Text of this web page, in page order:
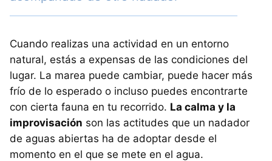
Cuando realizas una actividad en un entorno
natural, estás a expensas de las condiciones del
lugar. La marea puede cambiar, puede hacer más
frío de lo esperado o incluso puedes encontrarte
con cierta fauna en tu recorrido. La calma y la
improvisación son las actitudes que un nadador
de aguas abiertas ha de adoptar desde el
momento en el que se mete en el agua.